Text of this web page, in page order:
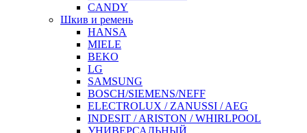
CANDY
Шкив и ремень
HANSA
MIELE
BEKO
LG
SAMSUNG
BOSCH/SIEMENS/NEFF
ELECTROLUX / ZANUSSI / AEG
INDESIT / ARISTON / WHIRLPOOL
УНИВЕРСАЛЬНЫЙ